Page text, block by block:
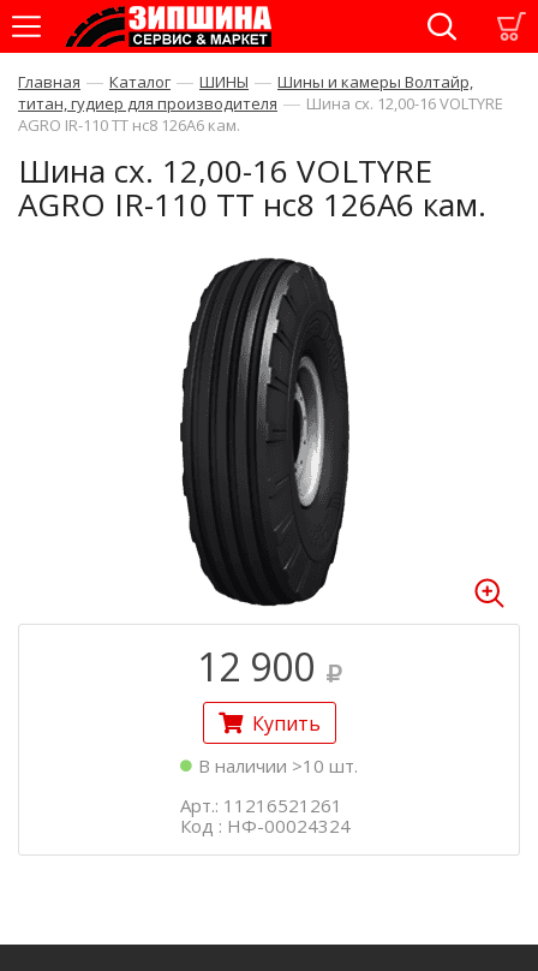
Главная — Каталог — ШИНЫ — Шины и камеры Волтайр,
титан, гудиер для производителя — Шина сх. 12,00-16 VOLTYRE
AGRO IR-110 TT нс8 126A6 кам.
Шина сх. 12,00-16 VOLTYRE
AGRO IR-110 TT нс8 126A6 кам.
12 900
Купить
В наличии >10 шт.
Арт.: 11216521261
Код : НФ-00024324